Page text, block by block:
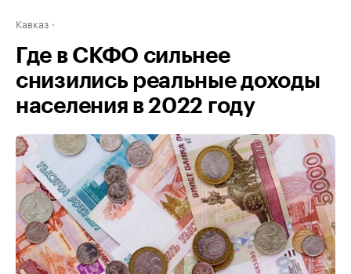
Кавказ
Где в СКФО сильнее
снизились реальные доходы
населения в 2022 году